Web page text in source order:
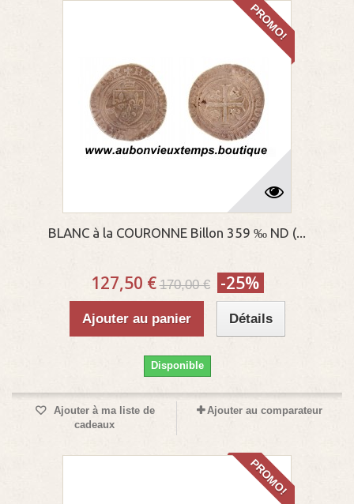
PROMO!
BLANC à la COURONNE Billon 359 ‰ ND (...
127,50 € 170,00 € -25%
Ajouter au panier Détails
Disponible
Ajouter à ma liste de
cadeaux
Ajouter au comparateur
PROMO!